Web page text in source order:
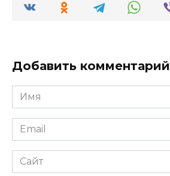
Добавить комментарий
Имя
*
Email
*
Сайт